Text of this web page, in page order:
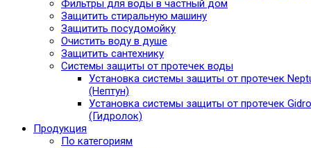
Фильтры для воды в частный дом
Защитить стиральную машину
Защитить посудомойку
Очистить воду в душе
Защитить сантехнику
Системы защиты от протечек воды
Установка системы защиты от протечек
(Нептун)
Установка системы защиты от протечек
(Гидролок)
Продукция
По категориям